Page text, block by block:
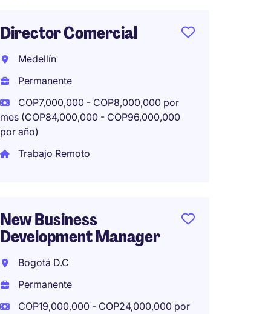
Director Comercial
Medellín
Permanente
COP7,000,000 - COP8,000,000 por
mes (COP84,000,000 - COP96,000,000
por año)
Trabajo Remoto
New Business
Development Manager
Bogotá D.C
Permanente
COP19,000,000 - COP24,000,000 por